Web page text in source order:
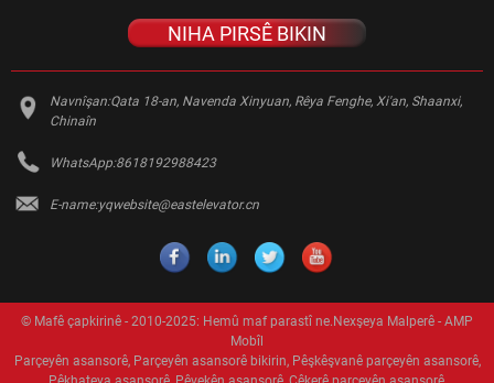
NIHA PIRSÊ BIKIN
Navnîşan:Qata 18-an, Navenda Xinyuan, Rêya Fenghe, Xi'an, Shaanxi,
Chinaîn
WhatsApp:8618192988423
E-name:yqwebsite@eastelevator.cn
© Mafê çapkirinê - 2010-2025: Hemû maf parastî ne.Nexşeya Malperê - AMP
Mobîl
Parçeyên asansorê, Parçeyên asansorê bikirin, Pêşkêşvanê parçeyên asansorê,